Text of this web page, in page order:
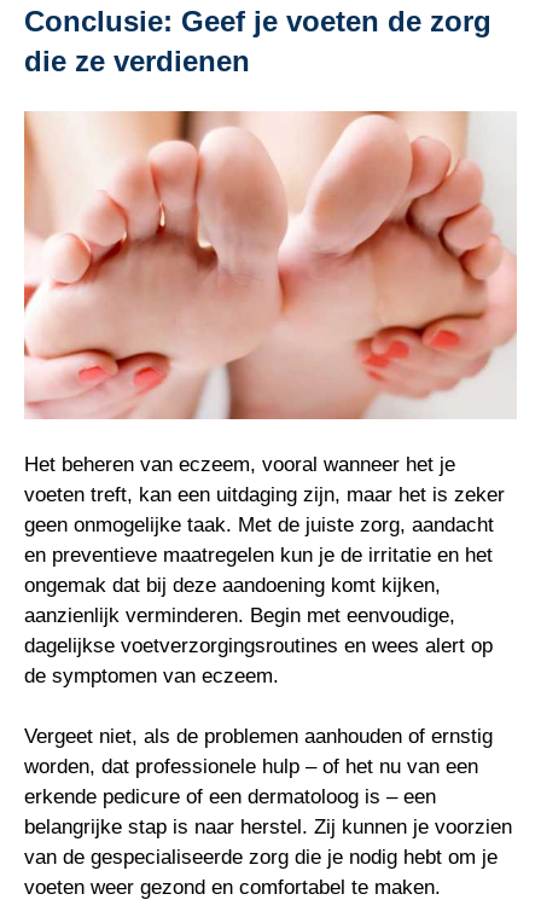
Conclusie: Geef je voeten de zorg
die ze verdienen
Het beheren van eczeem, vooral wanneer het je
voeten treft, kan een uitdaging zijn, maar het is zeker
geen onmogelijke taak. Met de juiste zorg, aandacht
en preventieve maatregelen kun je de irritatie en het
ongemak dat bij deze aandoening komt kijken,
aanzienlijk verminderen. Begin met eenvoudige,
dagelijkse voetverzorgingsroutines en wees alert op
de symptomen van eczeem.
Vergeet niet, als de problemen aanhouden of ernstig
worden, dat professionele hulp – of het nu van een
erkende pedicure of een dermatoloog is – een
belangrijke stap is naar herstel. Zij kunnen je voorzien
van de gespecialiseerde zorg die je nodig hebt om je
voeten weer gezond en comfortabel te maken.